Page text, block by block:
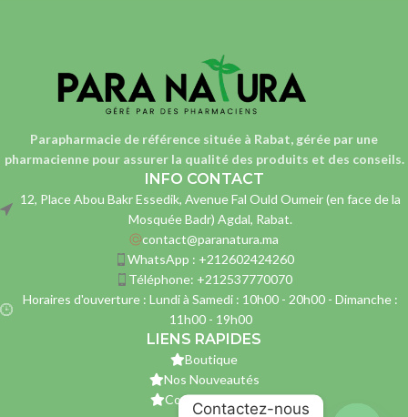
Parapharmacie de référence située à Rabat, gérée par une
pharmaciennepour assurer la qualité des produits et des conseils.
INFO CONTACT
12, Place Abou Bakr Essedik, Avenue Fal Ould Oumeir (en face de la
Mosquée Badr) Agdal, Rabat.
contact@paranatura.ma
WhatsApp : +212602424260
Téléphone: +212537770070
Horaires d'ouverture : Lundi à Samedi : 10h00 - 20h00 - Dimanche :
11h00 - 19h00
LIENS RAPIDES
Boutique
Nos Nouveautés
Contactez-nous
Contactez-nous